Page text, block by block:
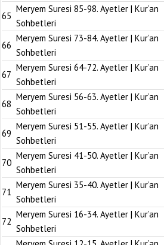
65
Meryem Suresi 85-98. Ayetler | Kur’an
Sohbetleri
66
Meryem Suresi 73-84. Ayetler | Kur’an
Sohbetleri
67
Meryem Suresi 64-72. Ayetler | Kur’an
Sohbetleri
68
Meryem Suresi 56-63. Ayetler | Kur’an
Sohbetleri
69
Meryem Suresi 51-55. Ayetler | Kur’an
Sohbetleri
70
Meryem Suresi 41-50. Ayetler | Kur’an
Sohbetleri
71
Meryem Suresi 35-40. Ayetler | Kur’an
Sohbetleri
72
Meryem Suresi 16-34. Ayetler | Kur’an
Sohbetleri